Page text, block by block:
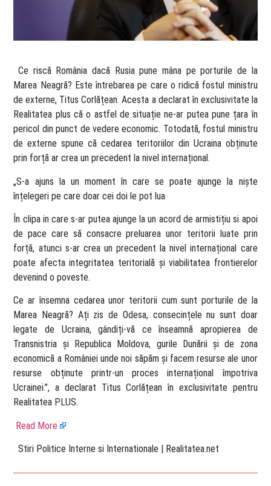
​ Ce riscă România dacă Rusia pune mâna pe porturile de la
Marea Neagră? Este întrebarea pe care o ridică fostul ministru
de externe, Titus Corlățean. Acesta a declarat în exclusivitate la
Realitatea plus că o astfel de situație ne-ar putea pune țara în
pericol din punct de vedere economic. Totodată, fostul ministru
de externe spune că cedarea teritoriilor din Ucraina obținute
prin forță ar crea un precedent la nivel internațional.
„S-a ajuns la un moment în care se poate ajunge la niște
înțelegeri pe care doar cei doi le pot lua
În clipa in care s-ar putea ajunge la un acord de armistițiu si apoi
de pace care să consacre preluarea unor teritorii luate prin
forță, atunci s-ar crea un precedent la nivel internațional care
poate afecta integritatea teritorială și viabilitatea frontierelor
devenind o poveste.
Ce ar însemna cedarea unor teritorii cum sunt porturile de la
Marea Neagră? Ați zis de Odesa, consecințele nu sunt doar
legate de Ucraina, gândiți-vă ce înseamnă apropierea de
Transnistria și Republica Moldova, gurile Dunării și de zona
economică a României unde noi săpăm și facem resurse ale unor
resurse obținute printr-un proces internațional împotriva
Ucrainei.”, a declarat Titus Corlățean în exclusivitate pentru
Realitatea PLUS.
Read More
​ Stiri Politice Interne si Internationale | Realitatea.net